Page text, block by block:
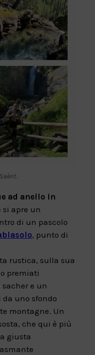
ad anello in
si apre un
di un pascolo
, punto di
rustica, sulla sua
premiati
e un
uno sfondo
montagne. Un
che qui è più
giusta